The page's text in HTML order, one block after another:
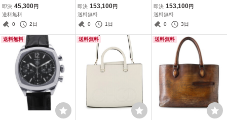
ァスナー ブラッシュドレ
ザー 2ML317 PRADA 財
布 黒 【安心保証】
即決 45,300円
送料無料
0
2日
イアングルロゴ テスート
サフィアーノ Re-Nylon
ナイロン 2VG064 PRADA
即決 153,100円
送料無料
0
1日
カルプチャー パール リン
グ あこや真珠 K18YG/K1
8PG/Pt900 サイズ約10号
証】
即決 153,100円
送料無料
0
3日
送料無料 送料無料 送料無料